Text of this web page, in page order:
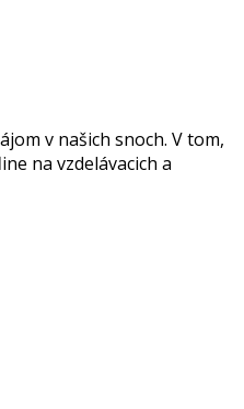
v našich snoch. V tom,
na vzdelávacich a